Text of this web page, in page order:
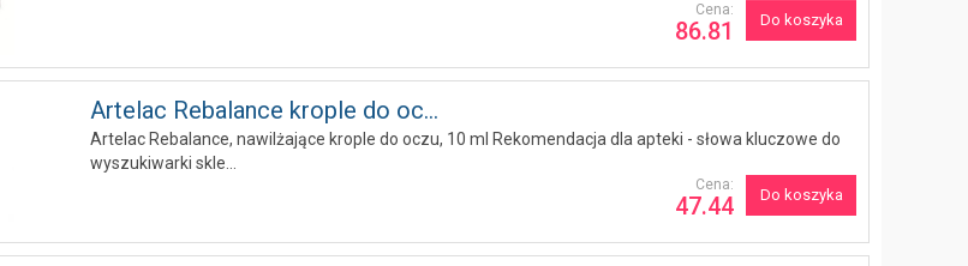
Do koszyka
Cena:
86.81
Artelac Rebalance krople do oc...
Artelac Rebalance, nawilżające krople do oczu, 10 ml Rekomendacja dla apteki - słowa kluczowe do
wyszukiwarki skle...
Do koszyka
Cena:
47.44